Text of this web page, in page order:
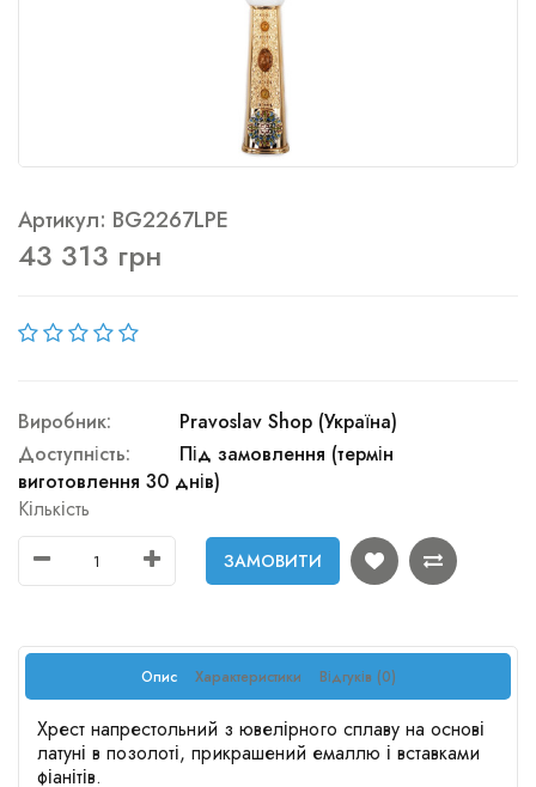
Артикул: BG2267LPE
43 313 грн
Виробник:
Pravoslav Shop (Україна)
Доступність:
Під замовлення (термін
виготовлення 30 днів)
Кількість
ЗАМОВИТИ
Опис Характеристики Відгуків (0)
Хрест напрестольний з ювелірного сплаву на основі
латуні в позолоті, прикрашений емаллю і вставками
фіанітів.